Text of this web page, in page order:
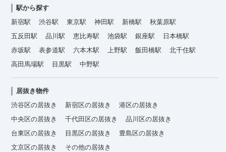
駅から探す
新宿駅
渋谷駅 東京駅 神田駅 新橋駅
秋葉原駅
五反田駅
品川駅 恵比寿駅 池袋駅 銀座駅
日本橋駅
赤坂駅
表参道駅 六本木駅 上野駅 飯田橋駅
北千住駅
高田馬場駅
目黒駅 中野駅
居抜き物件
渋谷区の居抜き
新宿区の居抜き
港区の居抜き
中央区の居抜き
千代田区の居抜き
品川区の居抜き
台東区の居抜き
目黒区の居抜き
豊島区の居抜き
文京区の居抜き
その他の居抜き